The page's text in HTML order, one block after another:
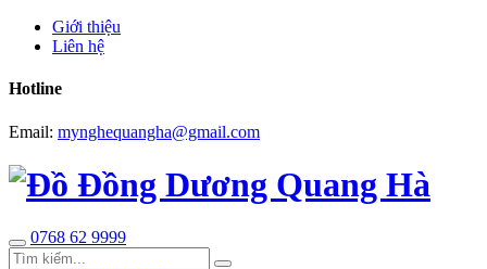
Giới thiệu
Liên hệ
Hotline
Email: mynghequangha@gmail.com
0768 62 9999